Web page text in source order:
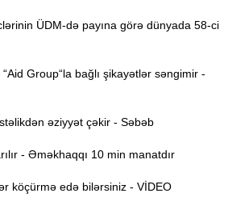
ÜDM-də payına görə dünyada 58-ci
Group“la bağlı şikayətlər səngimir -
əziyyət çəkir - Səbəb
- Əməkhaqqı 10 min manatdır
köçürmə edə bilərsiniz - VİDEO